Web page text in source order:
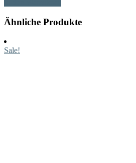
Ähnliche Produkte
Sale!